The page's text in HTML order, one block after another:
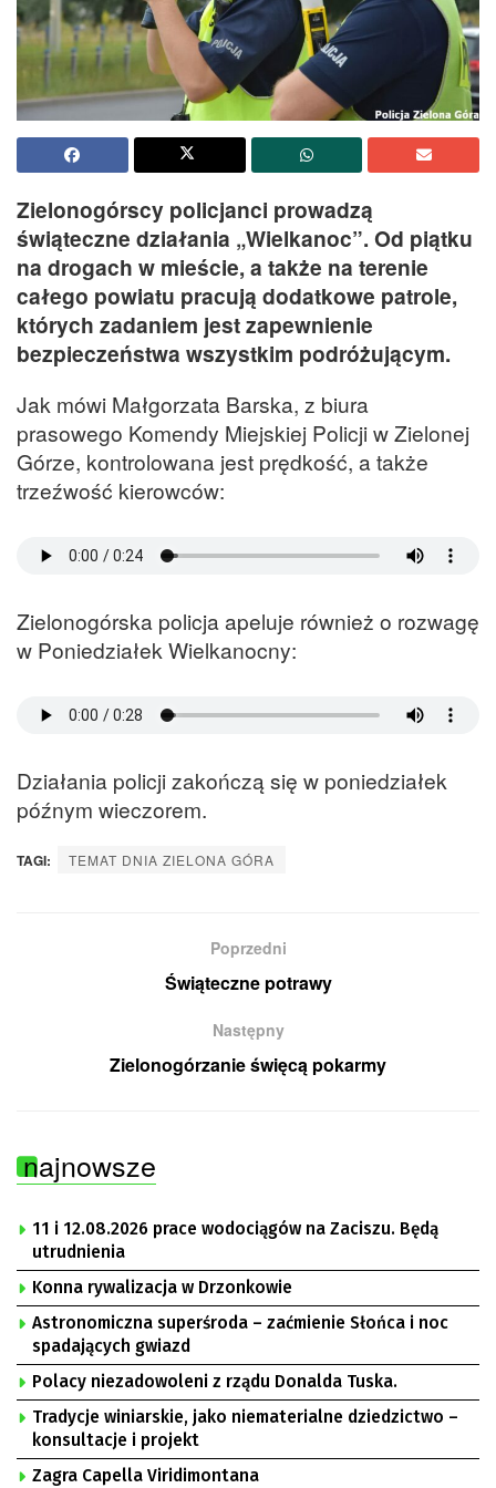
Zielonogórscy policjanci prowadzą
świąteczne działania „Wielkanoc”. Od piątku
na drogach w mieście, a także na terenie
całego powiatu pracują dodatkowe patrole,
których zadaniem jest zapewnienie
bezpieczeństwa wszystkim podróżującym.
Jak mówi Małgorzata Barska, z biura
prasowego Komendy Miejskiej Policji w Zielonej
Górze, kontrolowana jest prędkość, a także
trzeźwość kierowców:
Zielonogórska policja apeluje również o rozwagę
w Poniedziałek Wielkanocny:
Działania policji zakończą się w poniedziałek
późnym wieczorem.
TAGI: TEMAT DNIA ZIELONA GÓRA
Poprzedni
Świąteczne potrawy
Następny
Zielonogórzanie święcą pokarmy
najnowsze
11 i 12.08.2026 prace wodociągów na Zaciszu. Będą
utrudnienia
Konna rywalizacja w Drzonkowie
Astronomiczna superśroda – zaćmienie Słońca i noc
spadających gwiazd
Polacy niezadowoleni z rządu Donalda Tuska.
Tradycje winiarskie, jako niematerialne dziedzictwo –
konsultacje i projekt
Zagra Capella Viridimontana